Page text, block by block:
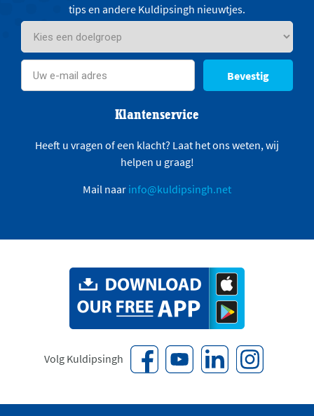
tips en andere Kuldipsingh nieuwtjes.
Bevestig
Klantenservice
Heeft u vragen of een klacht? Laat het ons weten, wij
helpen u graag!
Mail naar info@kuldipsingh.net
Volg Kuldipsingh